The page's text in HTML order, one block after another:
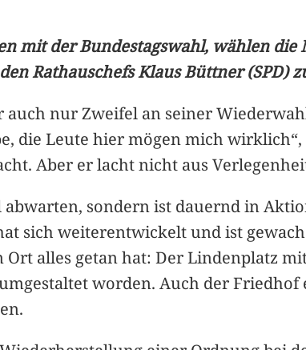
mit der Bundestagswahl, wählen
Rathauschefs Klaus Büttner (SPD)
auch nur Zweifel an seiner
die Leute hier mögen mich
Aber er lacht nicht aus
sondern ist dauernd in
sich weiterentwickelt und ist
alles getan hat: Der Lindenplatz
worden. Auch der